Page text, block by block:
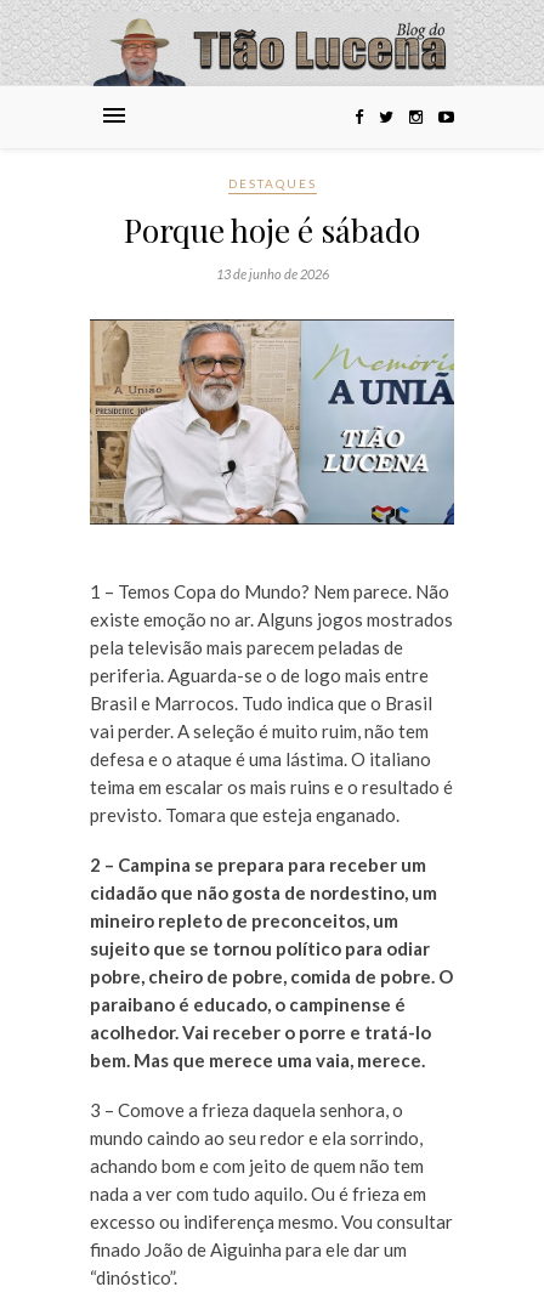
DESTAQUES
Porque hoje é sábado
13 de junho de 2026
1 – Temos Copa do Mundo? Nem parece. Não
existe emoção no ar. Alguns jogos mostrados
pela televisão mais parecem peladas de
periferia. Aguarda-se o de logo mais entre
Brasil e Marrocos. Tudo indica que o Brasil
vai perder. A seleção é muito ruim, não tem
defesa e o ataque é uma lástima. O italiano
teima em escalar os mais ruins e o resultado é
previsto. Tomara que esteja enganado.
2 – Campina se prepara para receber um
cidadão que não gosta de nordestino, um
mineiro repleto de preconceitos, um
sujeito que se tornou político para odiar
pobre, cheiro de pobre, comida de pobre. O
paraibano é educado, o campinense é
acolhedor. Vai receber o porre e tratá-lo
bem. Mas que merece uma vaia, merece.
3 – Comove a frieza daquela senhora, o
mundo caindo ao seu redor e ela sorrindo,
achando bom e com jeito de quem não tem
nada a ver com tudo aquilo. Ou é frieza em
excesso ou indiferença mesmo. Vou consultar
finado João de Aiguinha para ele dar um
“dinóstico”.